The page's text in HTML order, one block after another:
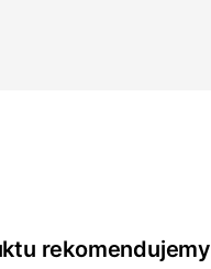
rekomendujemy